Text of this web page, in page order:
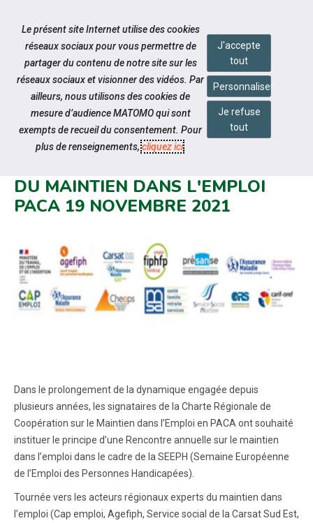
Aller au contenu
Notre actualité
RETOUR SUR LA 1ERE
DU MAINTIEN DANS L'EMPLOI
PACA 19 NOVEMBRE 2021
Dans le prolongement de la dynamique engagée depuis
plusieurs années, les signataires de la Charte Régionale de
Coopération sur le Maintien dans l’Emploi en PACA ont souhaité
instituer le principe d’une Rencontre annuelle sur le maintien
dans l’emploi dans le cadre de la SEEPH (Semaine Européenne
de l’Emploi des Personnes Handicapées).
Tournée vers les acteurs régionaux experts du maintien dans
l’emploi (Cap emploi, Agefiph, Service social de la Carsat Sud Est,
Le présent site Internet utilise des cookies
réseaux sociaux pour vous permettre de
partager du contenu de notre site sur les
réseaux sociaux et visionner des vidéos. Par
ailleurs, nous utilisons des cookies de
mesure d’audience MATOMO qui sont
exempts de recueil du consentement. Pour
plus de renseignements,cliquez ici.
J'accepte
tout
Personnaliser
Je refuse
tout